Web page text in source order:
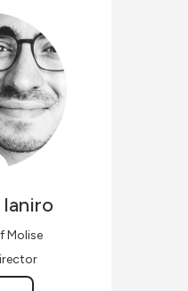
Ianiro
Molise